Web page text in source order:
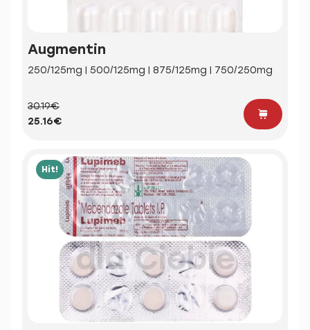
Augmentin
250/125mg | 500/125mg | 875/125mg | 750/250mg
30.19€
25.16€
Hit!